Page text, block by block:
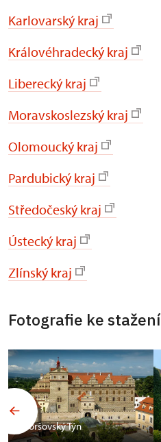
Karlovarský kraj
Královéhradecký kraj
Liberecký kraj
Moravskoslezský kraj
Olomoucký kraj
Pardubický kraj
Středočeský kraj
Ústecký kraj
Zlínský kraj
Fotografie ke stažení
Horšovský Týn